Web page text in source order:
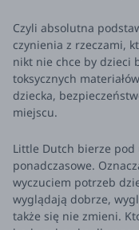
Czyli absolutna
czynienia z rzeczami,
nikt nie chce by dzieci
toksycznych
dziecka,
miejscu.
Little Dutch bierze
ponadczasowe.
wyczuciem potrzeb
wyglądają dobrze,
także się nie zmieni.